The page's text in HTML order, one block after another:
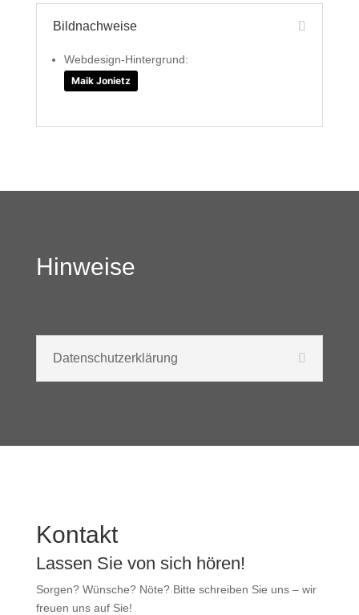
Bildnachweise
Webdesign-Hintergrund:
Maik Jonietz
Hinweise
Datenschutzerklärung
Kontakt
Lassen Sie von sich hören!
Sorgen? Wünsche? Nöte? Bitte schreiben Sie uns – wir
freuen uns auf Sie!